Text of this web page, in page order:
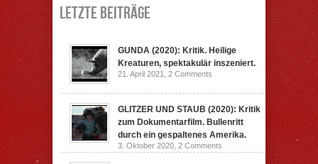
Letzte Beiträge
GUNDA (2020): Kritik. Heilige
Kreaturen, spektakulär inszeniert.
21. April 2021, 2 Comments
GLITZER UND STAUB (2020): Kritik
zum Dokumentarfilm. Bullenritt
durch ein gespaltenes Amerika.
3. Oktober 2020, 2 Comments